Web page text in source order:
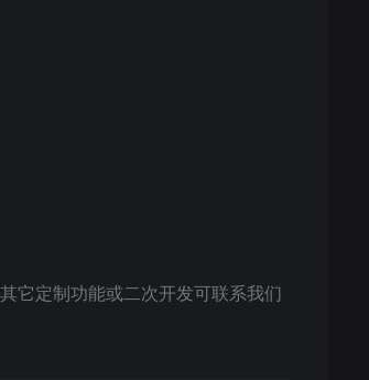
它定制功能或二次开发可联系我们